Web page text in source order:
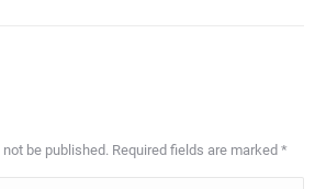
be published. Required fields are marked *